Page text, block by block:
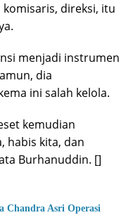
direksi, itu
menjadi instrumen
dia
ini salah kelola.
kemudian
habis kita, dan
Burhanuddin. []
Asri Operasi